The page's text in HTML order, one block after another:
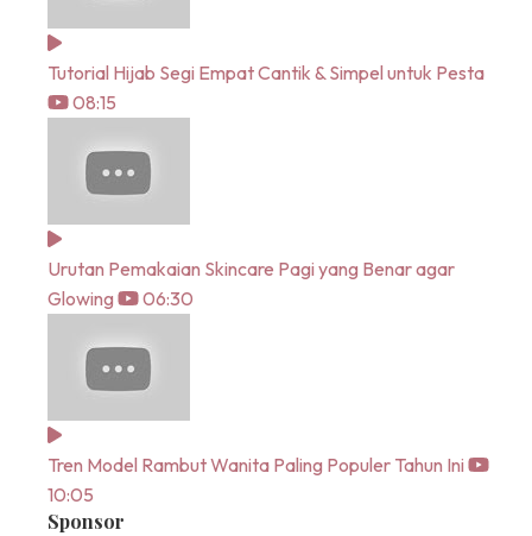
Tutorial Hijab Segi Empat Cantik & Simpel untuk Pesta
08:15
Urutan Pemakaian Skincare Pagi yang Benar agar
Glowing
06:30
Tren Model Rambut Wanita Paling Populer Tahun Ini
10:05
Sponsor